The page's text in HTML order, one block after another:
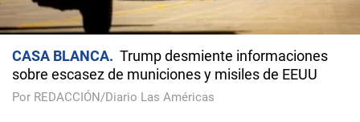
CASA BLANCA
Trump desmiente informaciones
sobre escasez de municiones y misiles de EEUU
Por REDACCIÓN/Diario Las Américas